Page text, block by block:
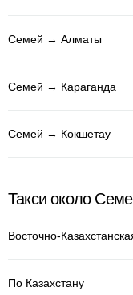
Семей → Алматы
Семей → Караганда
Семей → Кокшетау
Такси около
Восточно-
По Казахстану